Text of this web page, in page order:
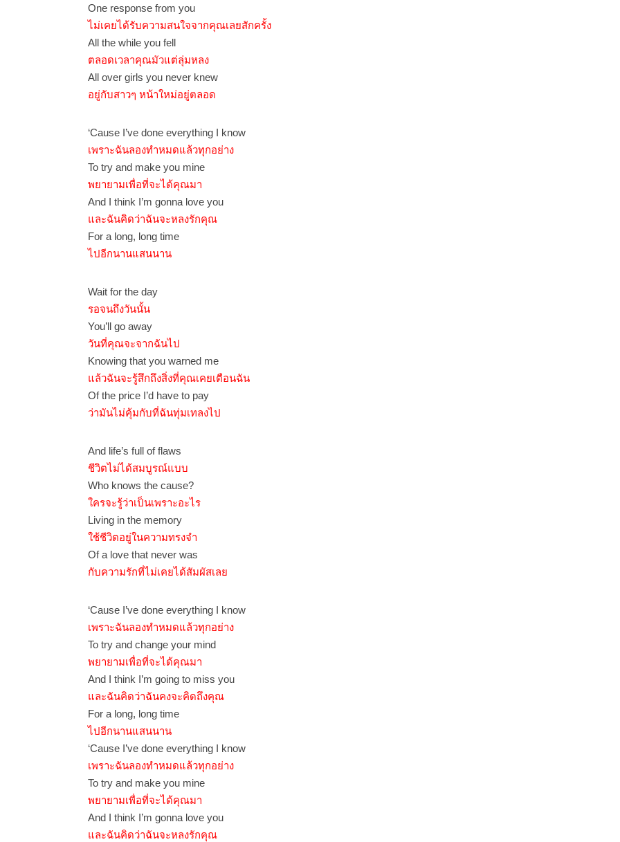
One response from you
ไม่เคยได้รับความสนใจจากคุณเลยสักครั้ง
All the while you fell
ตลอดเวลาคุณมัวแต่ลุ่มหลง
All over girls you never knew
อยู่กับสาวๆ หน้าใหม่อยู่ตลอด
‘Cause I’ve done everything I know
เพราะฉันลองทำหมดแล้วทุกอย่าง
To try and make you mine
พยายามเพื่อที่จะได้คุณมา
And I think I’m gonna love you
และฉันคิดว่าฉันจะหลงรักคุณ
For a long, long time
ไปอีกนานแสนนาน
Wait for the day
รอจนถึงวันนั้น
You’ll go away
วันที่คุณจะจากฉันไป
Knowing that you warned me
แล้วฉันจะรู้สึกถึงสิ่งที่คุณเคยเตือนฉัน
Of the price I’d have to pay
ว่ามันไม่คุ้มกับที่ฉันทุ่มเทลงไป
And life’s full of flaws
ชีวิตไม่ได้สมบูรณ์แบบ
Who knows the cause?
ใครจะรู้ว่าเป็นเพราะอะไร
Living in the memory
ใช้ชีวิตอยู่ในความทรงจำ
Of a love that never was
กับความรักที่ไม่เคยได้สัมผัสเลย
‘Cause I’ve done everything I know
เพราะฉันลองทำหมดแล้วทุกอย่าง
To try and change your mind
พยายามเพื่อที่จะได้คุณมา
And I think I’m going to miss you
และฉันคิดว่าฉันคงจะคิดถึงคุณ
For a long, long time
ไปอีกนานแสนนาน
‘Cause I’ve done everything I know
เพราะฉันลองทำหมดแล้วทุกอย่าง
To try and make you mine
พยายามเพื่อที่จะได้คุณมา
And I think I’m gonna love you
และฉันคิดว่าฉันจะหลงรักคุณ